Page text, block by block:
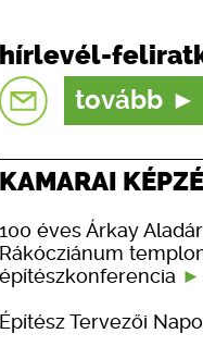
hírlevél-
tovább
KAMARAI
100 éves Árkay Aladár
Rákócziánum
építészkonferencia
Építész Tervezői